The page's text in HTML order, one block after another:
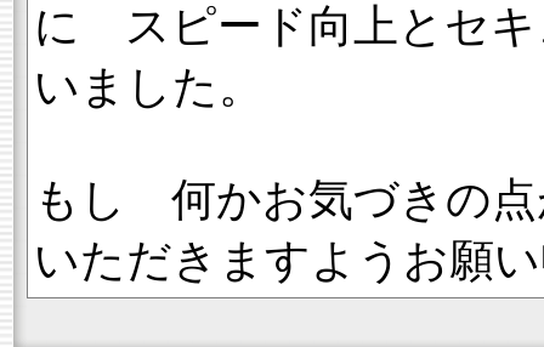
に スピード向上とセキ
いました。
もし 何かお気づきの
いただきますようお願